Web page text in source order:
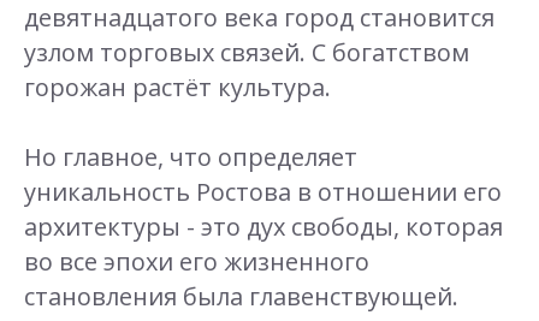
девятнадцатого века город становится
узлом торговых связей. С богатством
горожан растёт культура.
Но главное, что определяет
уникальность Ростова в отношении его
архитектуры - это дух свободы, которая
во все эпохи его жизненного
становления была главенствующей.